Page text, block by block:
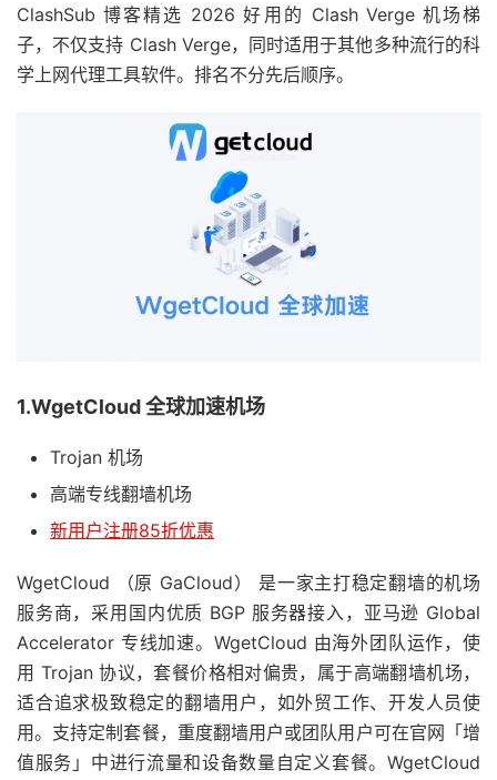
ClashSub 博客精选 2026 好用的 Clash Verge 机场梯
子，不仅支持 Clash Verge，同时适用于其他多种流行的科
学上网代理工具软件。排名不分先后顺序。
1.WgetCloud 全球加速机场
Trojan 机场
高端专线翻墙机场
新用户注册85折优惠
WgetCloud （原 GaCloud） 是一家主打稳定翻墙的机场
服务商，采用国内优质 BGP 服务器接入，亚马逊 Global
Accelerator 专线加速。WgetCloud 由海外团队运作，使
用 Trojan 协议，套餐价格相对偏贵，属于高端翻墙机场，
适合追求极致稳定的翻墙用户，如外贸工作、开发人员使
用。支持定制套餐，重度翻墙用户或团队用户可在官网「增
值服务」中进行流量和设备数量自定义套餐。WgetCloud